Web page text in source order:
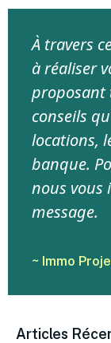
À travers
à réaliser
proposant
conseils
locations,
banque.
nous vous
message.
~ Immo
Articles